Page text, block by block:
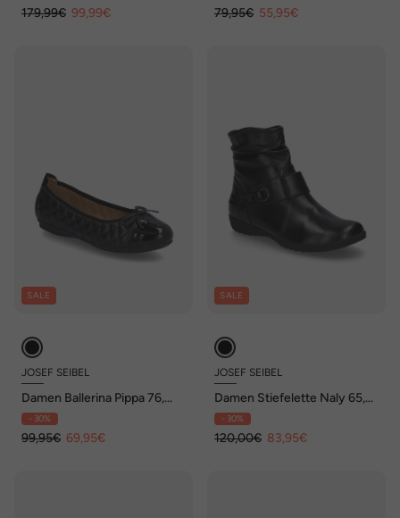
179,99€ 99,99€ 79,95€ 55,95€
SALE
JOSEF SEIBEL
Damen Ballerina Pippa 76,
schwarz
- 30%
99,95€ 69,95€
SALE
JOSEF SEIBEL
Damen Stiefelette Naly 65,
schwarz
- 30%
120,00€ 83,95€